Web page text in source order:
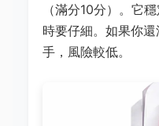
（滿分10分）。它
時要仔細。如果你
手，風險較低。